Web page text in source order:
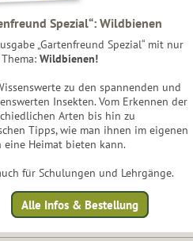
Spezial“: Wildbienen
„Gartenfreund Spezial“ mit nur
Wildbienen!
zu den spannenden und
Insekten. Vom Erkennen der
Arten bis hin zu
Tipps, wie man ihnen im eigenen
eine Heimat bieten kann.
für Schulungen und Lehrgänge.
Alle Infos & Bestellung